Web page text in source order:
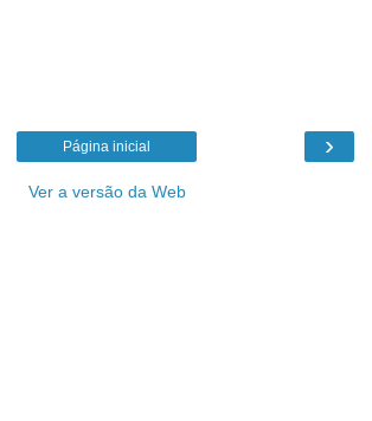
›
Página inicial
Ver a versão da Web